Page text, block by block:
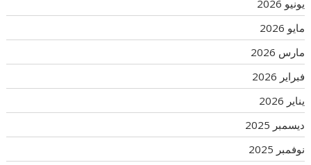
يونيو 2026
مايو 2026
مارس 2026
فبراير 2026
يناير 2026
ديسمبر 2025
نوفمبر 2025